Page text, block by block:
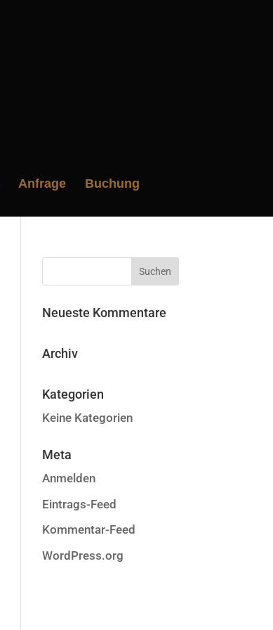
Anfrage Buchung
Neueste Kommentare
Archiv
Kategorien
Keine Kategorien
Meta
Anmelden
Eintrags-Feed
Kommentar-Feed
WordPress.org